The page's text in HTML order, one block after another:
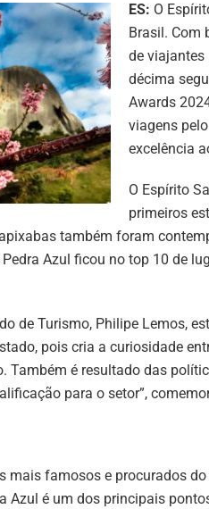
ES: O
Brasil. Com
de viajantes
décima
Awards
viagens
excelência
O Espírito
primeiros
também foram
Azul ficou no top 10 de
de Turismo, Philipe Lemos,
pois cria a curiosidade
Também é resultado das
para o setor”,
mais famosos e procurados
Azul é um dos principais